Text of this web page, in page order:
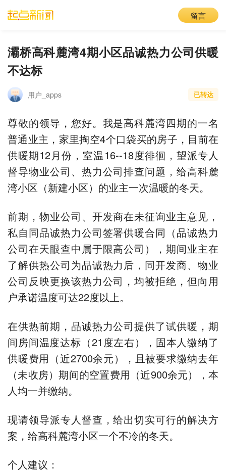
留言
灞桥高科麓湾4期小区品诚热力公司供暖
不达标
用户_apps 已转达
尊敬的领导，您好。我是高科麓湾四期的一名
普通业主，家里掏空4个口袋买的房子，目前在
供暖期12月份，室温16--18度徘徊，望派专人
督导物业公司、热力公司排查问题，给高科麓
湾小区（新建小区）的业主一次温暖的冬天。
前期，物业公司、开发商在未征询业主意见，
私自同品诚热力公司签署供暖合同（品诚热力
公司在天眼查中属于限高公司），期间业主在
了解供热公司为品诚热力后，同开发商、物业
公司反映更换该热力公司，均被拒绝，但向用
户承诺温度可达22度以上。
在供热前期，品诚热力公司提供了试供暖，期
间房间温度达标（21度左右），固本人缴纳了
供暖费用（近2700余元），且被要求缴纳去年
（未收房）期间的空置费用（近900余元），本
人均一并缴纳。
现请领导派专人督查，给出切实可行的解决方
案，给高科麓湾小区一个不冷的冬天。
个人建议：